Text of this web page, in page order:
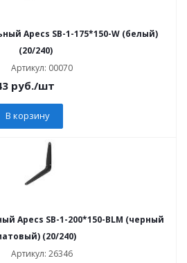
Apecs SB-1-175*150-W (белый)
(20/240)
Артикул: 00070
руб./шт
В корзину
Apecs SB-1-200*150-BLM (черный
(20/240)
Артикул: 26346